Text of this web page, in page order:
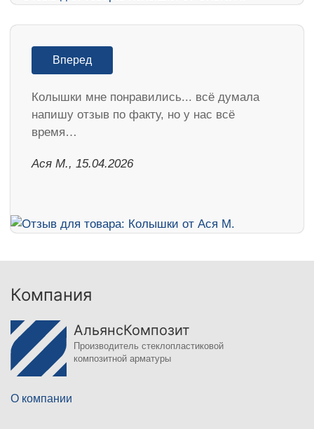
Вперед
Колышки мне понравились... всё думала
напишу отзыв по факту, но у нас всё
время…
Ася М., 15.04.2026
Компания
АльянсКомпозит
Производитель стеклопластиковой
композитной арматуры
О компании